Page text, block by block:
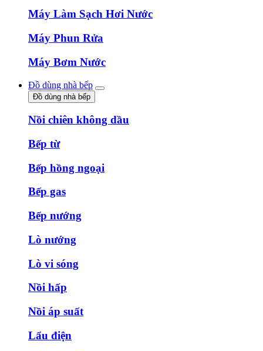
Máy Làm Sạch Hơi Nước
Máy Phun Rửa
Máy Bơm Nước
Đồ dùng nhà bếp
Đồ dùng nhà bếp
Nồi chiên không dầu
Bếp từ
Bếp hồng ngoại
Bếp gas
Bếp nướng
Lò nướng
Lò vi sóng
Nồi hấp
Nồi áp suất
Lẩu điện